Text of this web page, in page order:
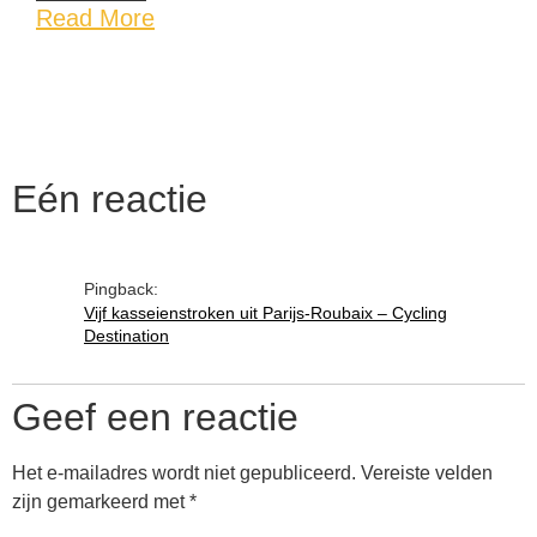
Read More
Eén reactie
Pingback:
Vijf kasseienstroken uit Parijs-Roubaix – Cycling
Destination
Geef een reactie
Het e-mailadres wordt niet gepubliceerd. Vereiste velden
zijn gemarkeerd met*